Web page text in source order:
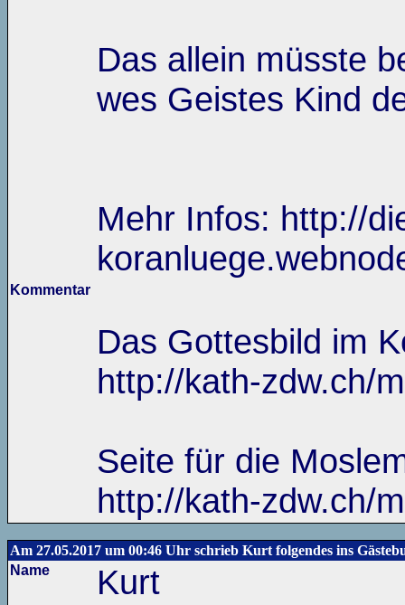
Das allein müsste
wes Geistes Kind
Mehr Infos: http://
Kommentar
Das Gottesbild im
http://kath-zdw.ch/
Seite für die
http://kath-zdw.ch/
Am 27.05.2017 um 00:46 Uhr schrieb Kurt folgendes ins
Name
Kurt